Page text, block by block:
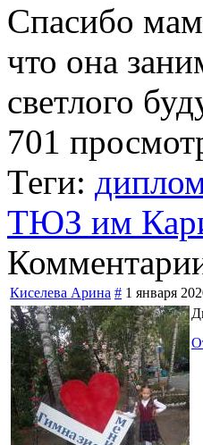
Спасибо
что она
светлого
701
Теги:
ТЮЗ им
Киселева Арина # 1 января